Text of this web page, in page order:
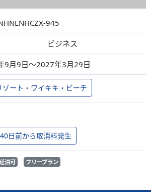
945
ビジネス
9月9日～2027年3月29日
ゾート・ワイキキ・ビーチ
日前から取消料発生
泊可 フリープラン